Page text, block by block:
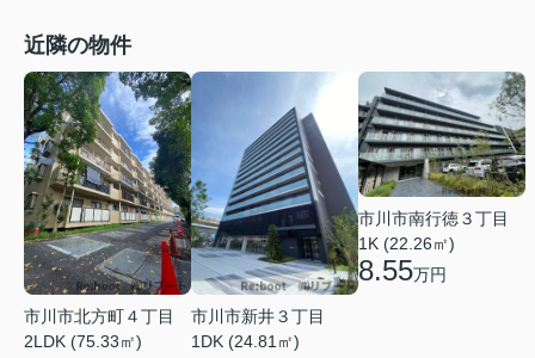
近隣の物件
市川市北方町４丁目
2LDK (75.33㎡)
市川市新井３丁目
1DK (24.81㎡)
市川市南行徳３丁目
1K (22.26㎡)
8.55万円